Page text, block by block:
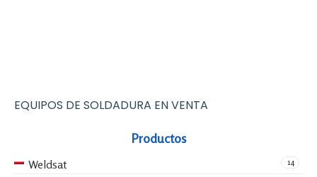
EQUIPOS DE SOLDADURA EN VENTA
Productos
14
Weldsat